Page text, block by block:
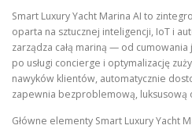
Smart Luxury Yacht Marina AI to
oparta na sztucznej inteligencji, IoT i
zarządza całą mariną — od
po usługi concierge i optymalizację
nawyków klientów, automatycznie
zapewnia bezproblemową, luksusową
Główne elementy Smart Luxury Yacht